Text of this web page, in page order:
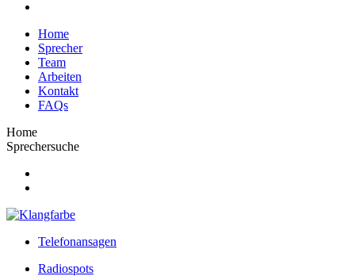
Home
Sprecher
Team
Arbeiten
Kontakt
FAQs
Home
Sprechersuche
Telefonansagen
Radiospots